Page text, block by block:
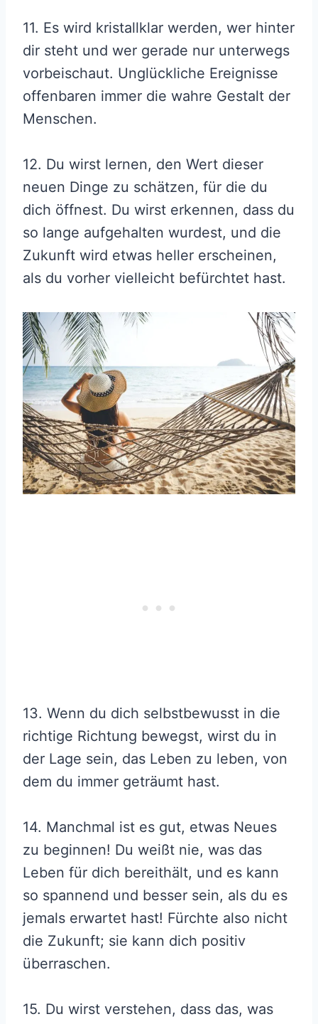
11. Es wird kristallklar werden, wer hinter
dir steht und wer gerade nur unterwegs
vorbeischaut. Unglückliche Ereignisse
offenbaren immer die wahre Gestalt der
Menschen.
12. Du wirst lernen, den Wert dieser
neuen Dinge zu schätzen, für die du
dich öffnest. Du wirst erkennen, dass du
so lange aufgehalten wurdest, und die
Zukunft wird etwas heller erscheinen,
als du vorher vielleicht befürchtet hast.
13. Wenn du dich selbstbewusst in die
richtige Richtung bewegst, wirst du in
der Lage sein, das Leben zu leben, von
dem du immer geträumt hast.
14. Manchmal ist es gut, etwas Neues
zu beginnen! Du weißt nie, was das
Leben für dich bereithält, und es kann
so spannend und besser sein, als du es
jemals erwartet hast! Fürchte also nicht
die Zukunft; sie kann dich positiv
überraschen.
15. Du wirst verstehen, dass das, was